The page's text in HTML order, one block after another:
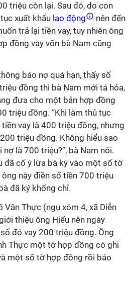
triệu còn lại. Sau đó, do con
xuất khẩu lao động
nên đến
trả lại tiền vay, tuy nhiên ông
đồng vay vốn bà Nam cũng
báo nợ quá hạn, thấy số
đồng thì bà Nam mới tá hỏa,
đưa cho một bản hợp đồng
triệu đồng. “Khi làm thủ tục
vay là 400 triệu đồng, nhưng
triệu đồng. Không hiểu sao
là 700 triệu?”, bà Nam nói.
đã cố ý lừa bà ký vào một số tờ
này điền số tiền 700 triệu
đã ký khống chỉ.
Văn Thực (ngụ xóm 4, xã Diễn
thiệu ông Hiếu nên ngày
đỏ vay 200 triệu đồng. Ông
Thực một tờ hợp đồng có ghi
một số tờ hợp đồng rồi bảo